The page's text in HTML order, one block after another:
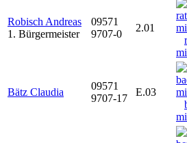
Robisch Andreas
1. Bürgermeister
09571
9707-0
2.01
Bätz Claudia
09571
9707-17
E.03